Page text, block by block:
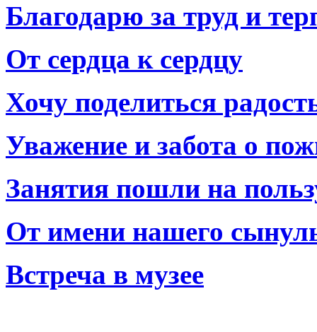
Благодарю за труд и
От сердца к сердцу
Хочу поделиться
Уважение и забота о
Занятия пошли на
От имени нашего
Встреча в музее